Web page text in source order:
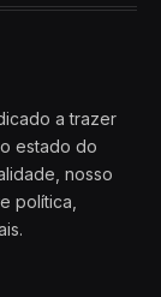
a trazer
estado do
nosso
política,